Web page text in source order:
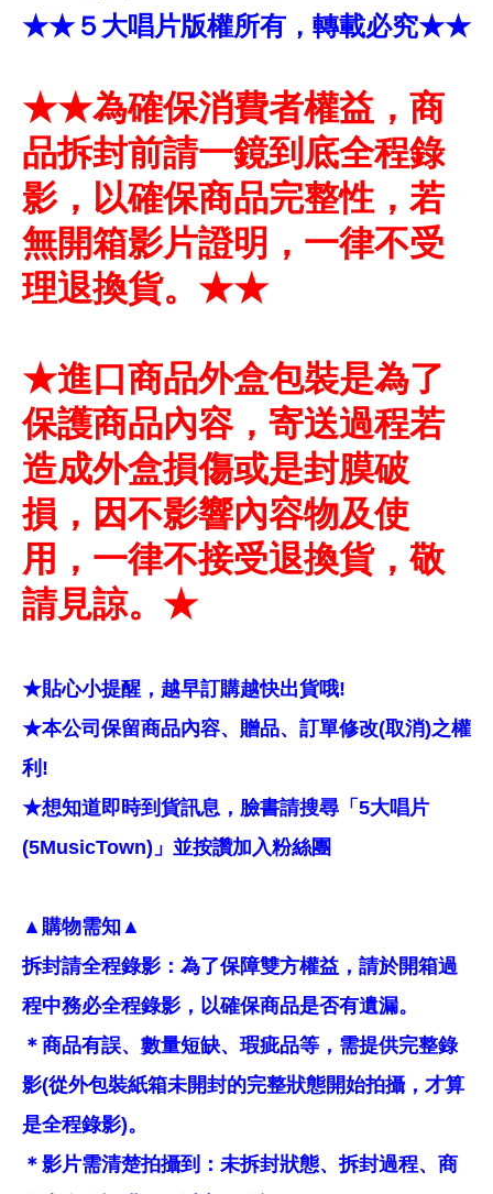
★★５大唱片版權所有，轉載必究★★
★★為確保消費者權益，商
品拆封前請一鏡到底全程錄
影，以確保商品完整性，若
無開箱影片證明，一律不受
理退換貨。★★
★進口商品外盒包裝是為了
保護商品內容，寄送過程若
造成外盒損傷或是封膜破
損，因不影響內容物及使
用，一律不接受退換貨，敬
請見諒。★
★貼心小提醒，越早訂購越快出貨哦!
★本公司保留商品內容、贈品、訂單修改(取消)之權
利!
★想知道即時到貨訊息，臉書請搜尋「5大唱片
(5MusicTown)」並按讚加入粉絲團
▲購物需知▲
拆封請全程錄影：為了保障雙方權益，請於開箱過
程中務必全程錄影，以確保商品是否有遺漏。
＊商品有誤、數量短缺、瑕疵品等，需提供完整錄
影(從外包裝紙箱未開封的完整狀態開始拍攝，才算
是全程錄影)。
＊影片需清楚拍攝到：未拆封狀態、拆封過程、商